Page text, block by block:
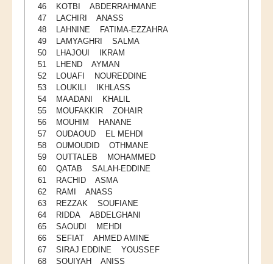
Etudier à l'étranger
Projets
Projet TEMPUS SERMANTEQ
Projet TEMPUS PORFIRE
Projet TEMPUS CEEIM
ERMIT
ERASMUS MUNDUS : MARE NOSTRUM
Projet TEMPUS TIES
ENTREPRISES
Partenaires
Contrats de recherche
Stages en entreprises
Recrutement des lauréats
46 KOTBI ABDERRAHMANE
47 LACHIRI ANASS
48 LAHNINE FATIMA-EZZAHRA
49 LAMYAGHRI SALMA
50 LHAJOUI IKRAM
51 LHEND AYMAN
52 LOUAFI NOUREDDINE
53 LOUKILI IKHLASS
54 MAADANI KHALIL
55 MOUFAKKIR ZOHAIR
56 MOUHIM HANANE
57 OUDAOUD EL MEHDI
58 OUMOUDID OTHMANE
59 OUTTALEB MOHAMMED
60 QATAB SALAH-EDDINE
61 RACHID ASMA
62 RAMI ANASS
63 REZZAK SOUFIANE
64 RIDDA ABDELGHANI
65 SAOUDI MEHDI
66 SEFIAT AHMED AMINE
67 SIRAJ EDDINE YOUSSEF
68 SOUIYAH ANISS